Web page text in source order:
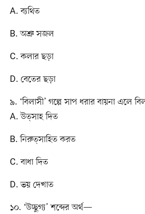
A. ব্যথিত
B. অশ্রু সজল
C. কলার ছড়া
D. বেতের ছড়া
৯. ‘বিলাসী’ গল্পে সাপ ধরার বায়না এলে
A. উত্সাহ দিত
B. নিরুত্সাহিত করত
C. বাধা দিত
D. ভয় দেখাত
১০. ‘উচ্ছুগ্য’ শব্দের অর্থ—